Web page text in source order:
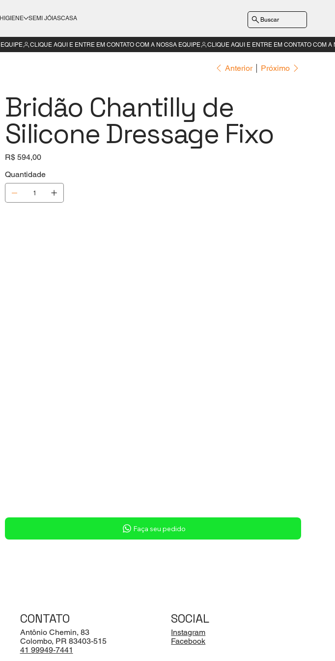
HIGIENE SEMI JÓIASCASA Buscar
Anterior Próximo
Bridão Chantilly de
Silicone Dressage Fixo
Preço
R$ 594,00
Quantidade
Faça seu pedido
CONTATO
Antônio Chemin, 83
Colombo, PR 83403-515
41 99949-7441
SOCIAL
Instagram
Facebook